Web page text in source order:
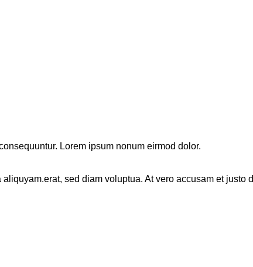
Lorem ipsum nonum eirmod dolor.
sed diam voluptua. At vero accusam et justo